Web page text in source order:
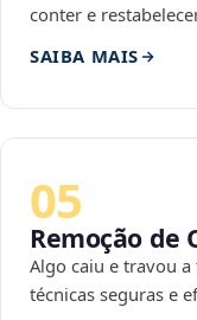
conter e
SAIBA MAIS
05
Remoção de
Algo caiu e travou
técnicas seguras e